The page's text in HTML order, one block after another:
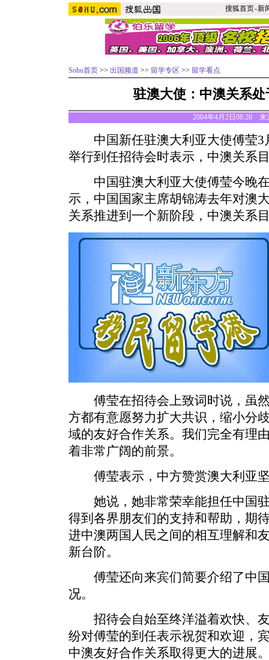
搜狐首页-新
Sohu首页 >> 出国频道 >> 留学专区 >> 留学看点
驻澳大使：中澳关系
2004年4月2日08:20 来
中国新任驻澳大利亚大使傅莹3
举行到任招待会时表示，中澳关系
中国驻澳大利亚大使傅莹今晚在
示，中国国家主席胡锦涛去年对澳
关系推进到一个新阶段，中澳关系
傅莹在招待会上致词时说，虽然
方都有意愿努力扩大共识，缩小分
域的友好合作关系。我们完全有理
着非常广阔的前景。
傅莹表示，中方赞赏澳大利亚坚
她说，她非常荣幸能担任中国驻
得到各界朋友们的支持和帮助，期
进中澳两国人民之间的相互理解和
新台阶。
傅莹还向来宾们简要介绍了中国
况。
招待会自始至终洋溢着欢快、友
纷对傅莹的到任表示祝贺和欢迎，
中澳友好合作关系取得更大的进展